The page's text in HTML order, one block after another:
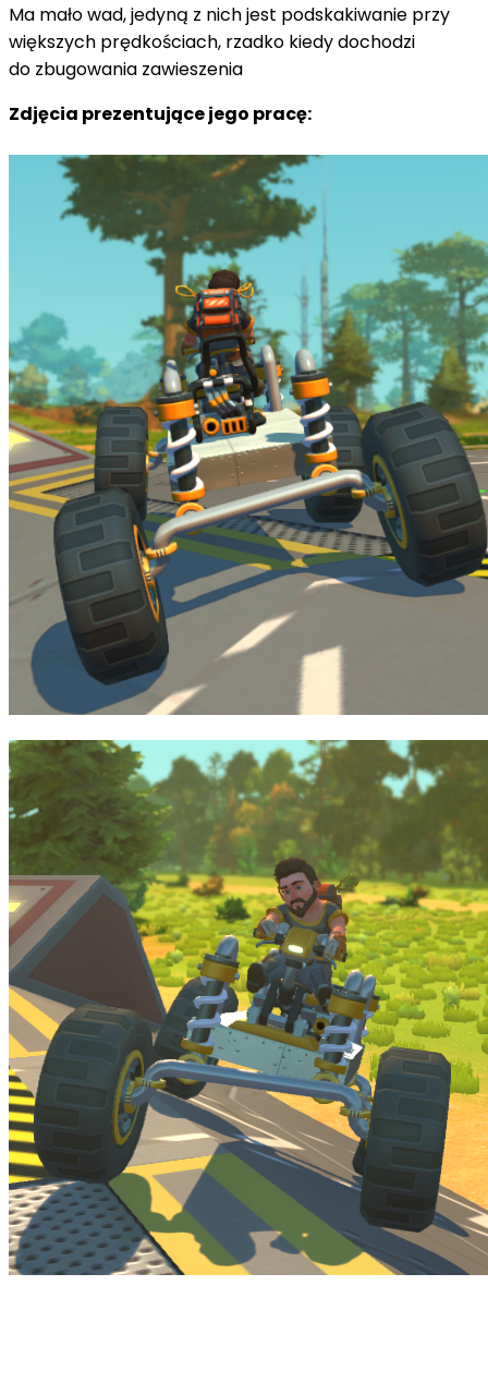
Ma mało wad, jedyną z nich jest podskakiwanie przy
większych prędkościach, rzadko kiedy dochodzi
do zbugowania zawieszenia
Zdjęcia prezentujące jego pracę: